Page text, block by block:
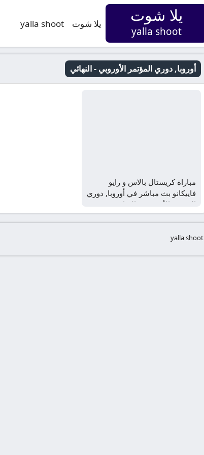
يلا شوت
yalla shoot
يلا شوت yalla shoot
أوروبا, دوري المؤتمر الأوروبي - النهائي
مباراة كريستال بالاس و رايو
فاييكانو بث مباشر في أوروبا, دوري
المؤتمر الأوروبي – النهائي
yalla shoot